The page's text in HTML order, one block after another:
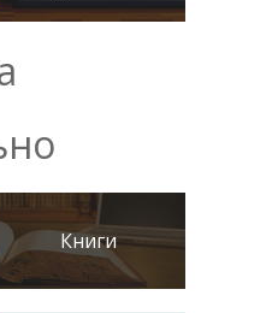
Книги